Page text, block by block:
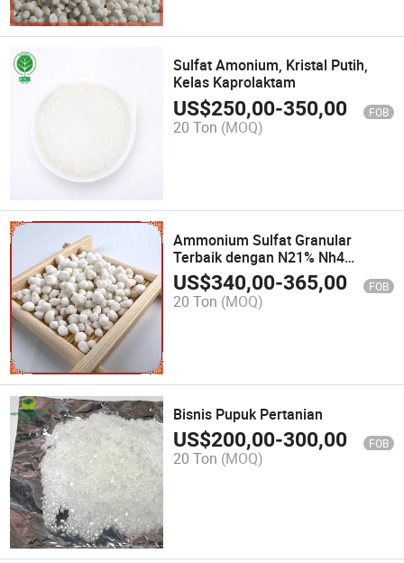
Sulfat Amonium, Kristal Putih,
Kelas Kaprolaktam
US$250,00-350,00 FOB
20 Ton (MOQ)
Ammonium Sulfat Granular
Terbaik dengan N21% Nh4
2so4rogen dan 23sulfur Dari
China
US$340,00-365,00 FOB
20 Ton (MOQ)
Bisnis Pupuk Pertanian
US$200,00-300,00 FOB
20 Ton (MOQ)